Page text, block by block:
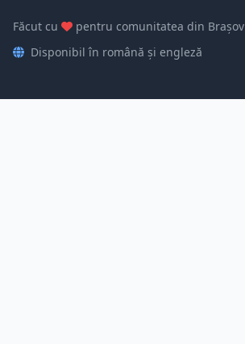
Făcut cu
pentru comunitatea din Brașov
Disponibil în română și engleză